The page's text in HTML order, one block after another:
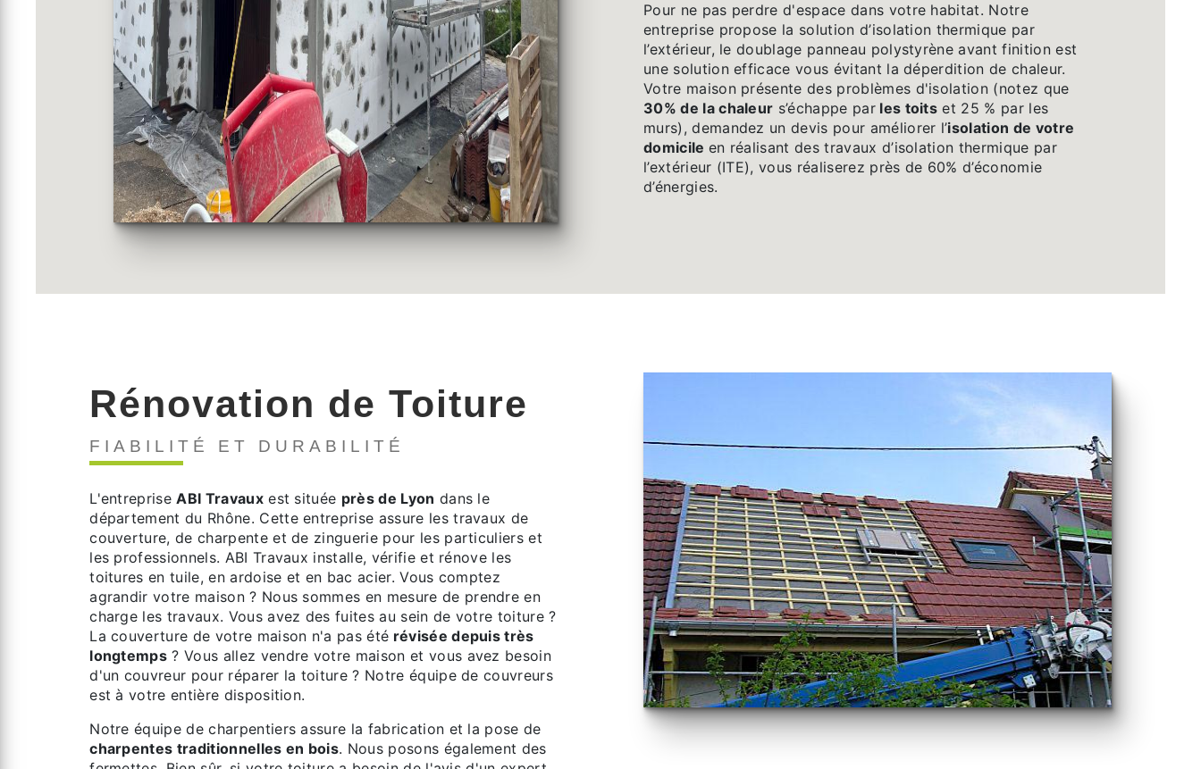
Pour ne pas perdre d'espace dans votre habitat. Notre
entreprise propose la solution d’isolation thermique par
l’extérieur, le doublage panneau polystyrène avant finition est
une solution efficace vous évitant la déperdition de chaleur.
Votre maison présente des problèmes d'isolation (notez que
30% de la chaleur s’échappe parles toits et 25 % par les
murs), demandez un devis pour améliorer l’isolation de votre
domicile en réalisant des travaux d’isolation thermique par
l’extérieur (ITE), vous réaliserez près de 60% d’économie
d’énergies.
Rénovation de Toiture
FIABILITÉ ET DURABILITÉ
L'entrepriseABI Travauxest située près de Lyon dans le
département du Rhône. Cette entreprise assure les travaux de
couverture, de charpente et de zinguerie pour les particuliers et
les professionnels. ABI Travaux installe, vérifie et rénove les
toitures en tuile, en ardoise et en bac acier. Vous comptez
agrandir votre maison ? Nous sommes en mesure de prendre en
charge les travaux. Vous avez des fuites au sein de votre toiture ?
La couverture de votre maison n'a pas été révisée depuis très
longtemps ? Vous allez vendre votre maison et vous avez besoin
d'un couvreur pour réparer la toiture ? Notre équipe de couvreurs
est à votre entière disposition.
Notre équipe de charpentiers assure la fabrication et la pose de
charpentes traditionnelles en bois. Nous posons également des